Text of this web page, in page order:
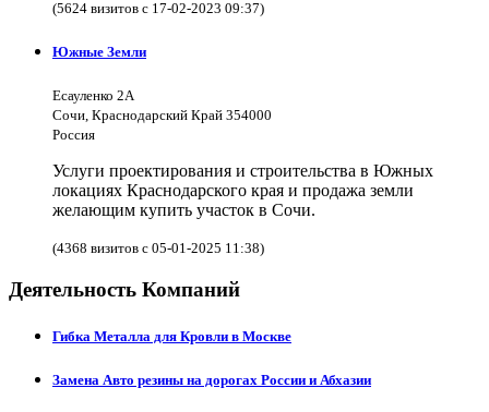
(5624 визитов с 17-02-2023 09:37)
Южные Земли
Есауленко 2А
Сочи, Краснодарский Край 354000
Россия
Услуги проектирования и строительства в Южных
локациях Краснодарского края и продажа земли
желающим купить участок в Сочи.
(4368 визитов с 05-01-2025 11:38)
Деятельность Компаний
Гибка Металла для Кровли в Москве
Замена Авто резины на дорогах России и Абхазии